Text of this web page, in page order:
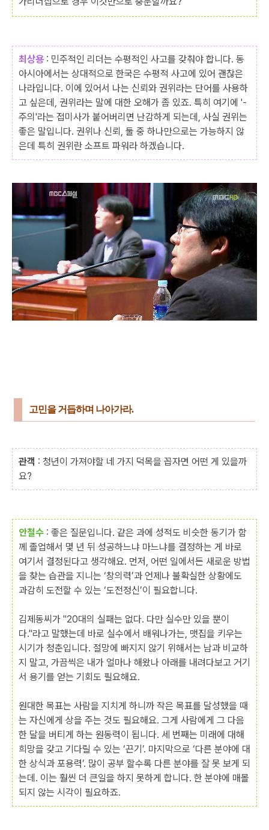
최상용 : 민주적인 리더는 수평적인 사고를 갖춰야 합니다. 동
아시아에서는 상대적으로 한국은 수평적 사고에 있어 괜찮은
나라입니다. 이에 있어서 나는 신뢰와 권위라는 단어를 사용하
고 싶은데, 권위라는 말에 대한 오해가 좀 있죠. 특히 여기에 '-
주의'라는 접미사가 붙어버리면 난감하게 되는데, 사실 권위는
좋은 말입니다. 권위나 신뢰, 둘 중 하나만으로는 가능하지 않
은데 특히 권위란 소프트 파워라 하겠습니다.
고민을 거듭하며 나아가라.
관객 : 청년이 가져야할 네 가지 덕목을 꼽자면 어떤 게 있을까
요?
안철수 : 좋은 질문입니다. 같은 과에 성적도 비슷한 동기가 함
께 졸업해서 몇 년 뒤 성공하느냐 마느냐를 결정하는 게 바로
여기서 결정된다고 생각해요. 먼저, 어떤 일에서든 새로운 방법
을 찾는 습관을 지니는 ‘창의력’과 언제나 불확실한 상황에도
과감히 도전할 수 있는 ‘도전정신’이 필요합니다.
김제동씨가 "20대의 실패는 없다. 다만 실수만 있을 뿐이
다."라고 말했는데 바로 실수에서 배워나가는, 맷집을 키우는
시기가 청춘입니다. 절망에 빠지지 않기 위해서는 남과 비교하
지 말고, 가끔씩은 내가 얼마나 해왔나 아래를 내려다보고 거기
서 용기를 얻는 기회도 필요해요.
원대한 목표는 사람을 지치게 하니까 작은 목표를 달성했을 때
는 자신에게 상을 주는 것도 필요해요. 그게 사람에게 그 다음
한 달을 버티게 하는 원동력이 됩니다. 세 번째는 미래에 대해
희망을 갖고 기다릴 수 있는 ‘끈기’. 마지막으로 ‘다른 분야에 대
한 상식과 포용력’. 많이 공부 할수록 다른 분야를 잘 못 보게 되
는데. 이는 훨씬 더 큰일을 하지 못하게 합니다. 한 분야에 매몰
되지 않는 시각이 필요하죠.